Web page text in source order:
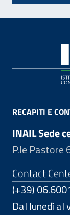
RECAPITI E
INAIL Sede
P.le Pastore
Contact
(+39)
Dal lunedì al